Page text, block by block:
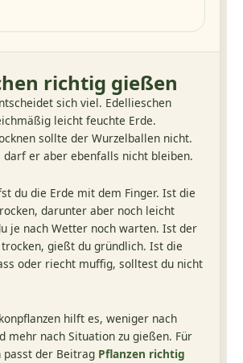
richtig gießen
sich viel. Edellieschen
leicht feuchte Erde.
sollte der Wurzelballen nicht.
darf er aber ebenfalls nicht bleiben.
du die Erde mit dem Finger. Ist die
darunter aber noch leicht
je nach Wetter noch warten. Ist der
gießt du gründlich. Ist die
oder riecht muffig, solltest du nicht
hilft es, weniger nach
mehr nach Situation zu gießen. Für
passt der Beitrag Pflanzen richtig